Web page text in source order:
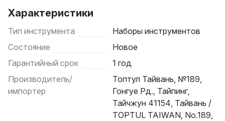
Характеристики
Тип инструмента
Наборы инструментов
Состояние
Новое
Гарантийный срок
1 год
Производитель/
импортер
Топтул Тайвань, №189,
Гонгуе Рд., Тайпинг,
Тайчжун 41154, Тайвань /
TOPTUL TAIWAN, No.189,